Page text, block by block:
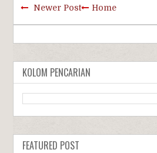
Newer Post Home
KOLOM PENCARIAN
FEATURED POST